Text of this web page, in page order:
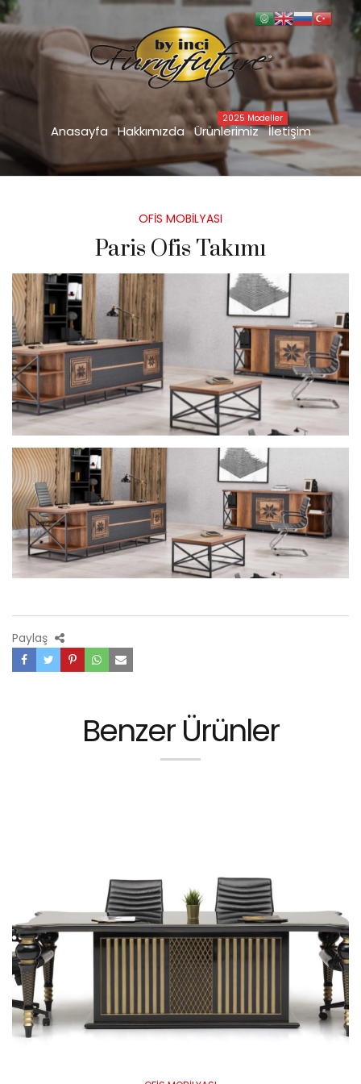
Anasayfa Hakkımızda Ürünlerimiz
2025 Modeller
İletişim
İÇ DEKORASYON DİZAYN OFİS MOBİLYASI Paris Ofis Takımı
Posted
OFİS MOBİLYASI
Paris Ofis Takımı
Paylaş
Benzer Ürünler